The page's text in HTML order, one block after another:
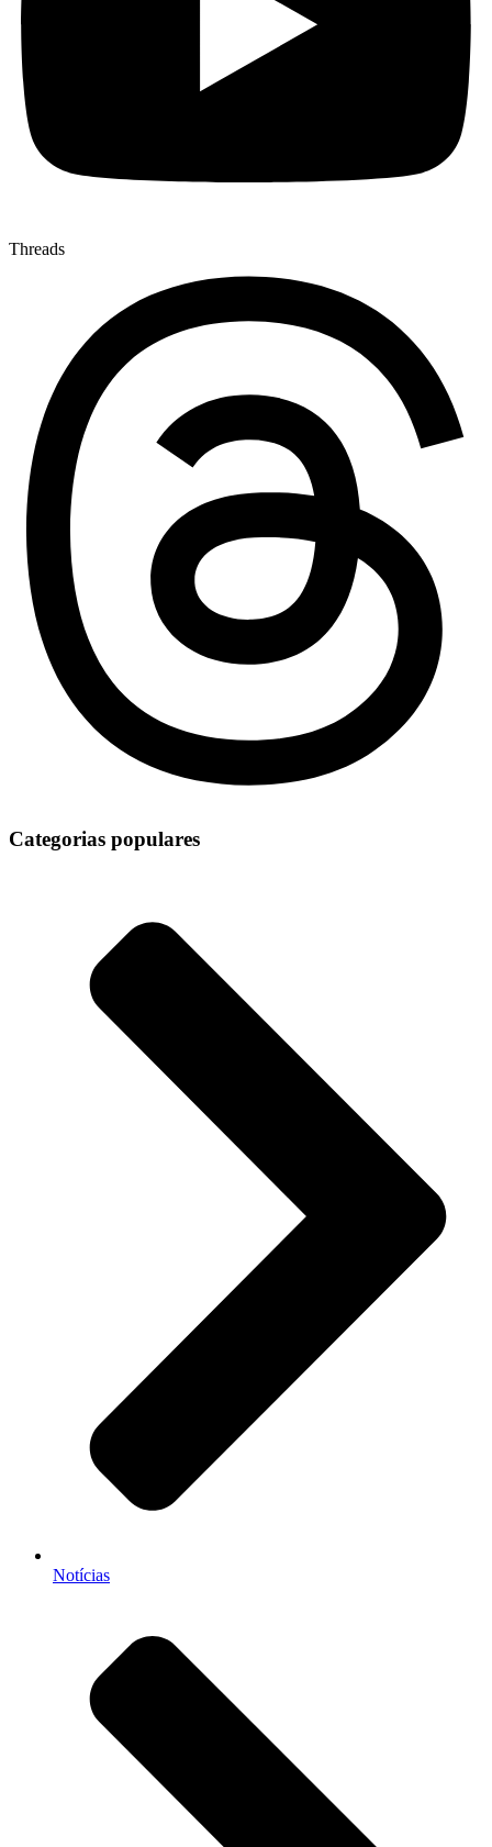
Threads
Categorias populares
Notícias